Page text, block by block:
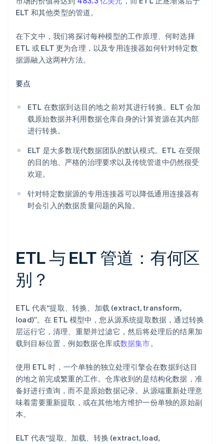
ELT 和其他类型的管道。
在下文中，我们将探讨每种模型的工作原理、何时选择
ETL 或 ELT 更为合理，以及专用连接器如何针对特定数
据源融入这两种方法。
要点
ETL 在数据到达目的地之前对其进行转换。ELT 会加
载原始数据并利用数据仓库自身的计算资源在其内部
进行转换。
ELT 是大多数现代数据团队的默认模式。ETL 在受限
的目的地、严格的治理要求以及传统管道中仍然很受
欢迎。
针对特定数据源的专用连接器可以降低通用连接器有
时会引入的数据质量问题的风险。
ETL 与 ELT 管道：有何区
别？
ETL 代表“提取、转换、加载 (extract, transform,
load)”。在 ETL 模型中，您从源系统提取数据，通过转换
层运行它，清理、重塑并过滤它，然后将处理后的结果加
载到目标位置，例如数据仓库或数据集市。
使用 ETL 时，一个单独的独立处理引擎会在数据到达目
的地之前完成繁重的工作。仓库收到的是结构化数据，准
备好进行查询，而不是原始数据记录。从源端重新处理意
味着需要重新提取，或在其他地方维护一份单独的原始副
本。
ELT 代表“提取、加载、转换 (extract, load,